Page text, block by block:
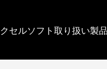
セルソフト取り扱い製